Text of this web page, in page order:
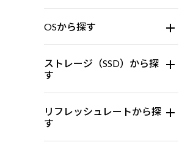
OSから探す
ストレージ（SSD）から探
す
リフレッシュレートから探
す